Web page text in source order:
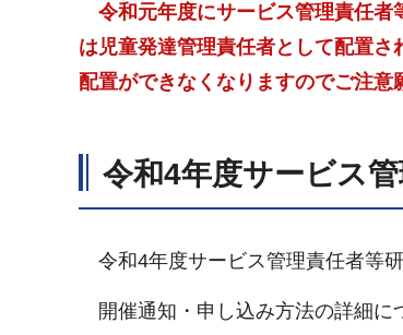
令和元年度にサービス管理責任
は児童発達管理責任者として配置
配置ができなくなりますのでご注意
令和4年度サービス
令和4年度サービス管理責任者等
開催通知・申し込み方法の詳細に